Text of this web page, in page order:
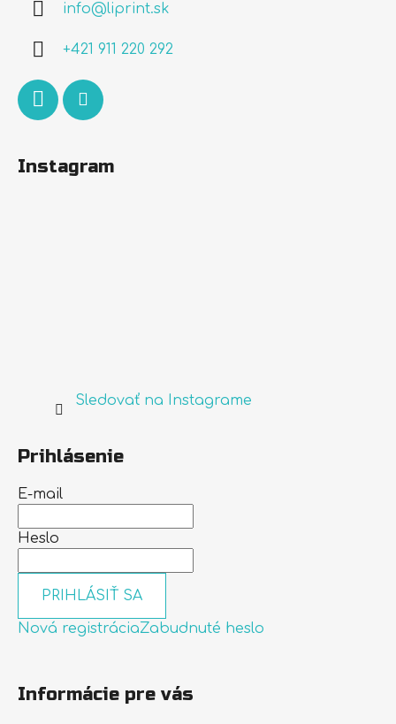
info@liprint.sk
+421 911 220 292
Instagram
Sledovať na Instagrame
Prihlásenie
E-mail
Heslo
PRIHLÁSIŤ SA
Nová registráciaZabudnuté heslo
Informácie pre vás